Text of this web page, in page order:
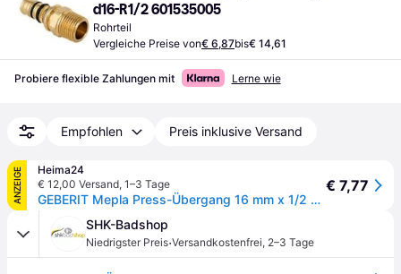
d16-R1/2 601535005
Rohrteil
Vergleiche Preise von€ 6,87bis€ 14,61
Probiere flexible Zahlungen mit Lerne wie
Empfohlen Preis inklusive Versand
ANZEIGE
Heima24
€ 12,00 Versand, 1–3 Tage
GEBERIT Mepla Press-Übergang 16 mm x 1/2 Zoll AG - 601.535.00.5
€ 7,77
SHK-Badshop
Niedrigster Preis·Versandkostenfrei, 2–3 Tage